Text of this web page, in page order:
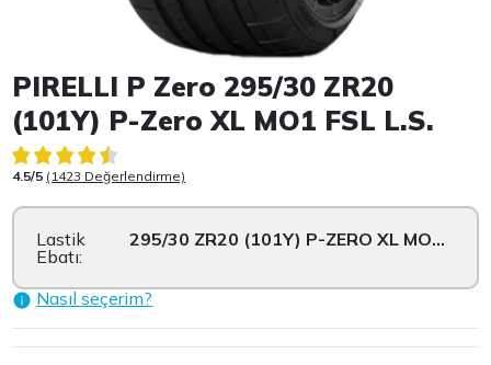
Item 1 of 1
PIRELLI P Zero 295/30 ZR20
(101Y) P-Zero XL MO1 FSL L.S.
4.5/5 (1423 Değerlendirme)
Lastik
Ebatı:
295/30 ZR20 (101Y) P-ZERO XL MO1 FSL ...
Nasıl seçerim?